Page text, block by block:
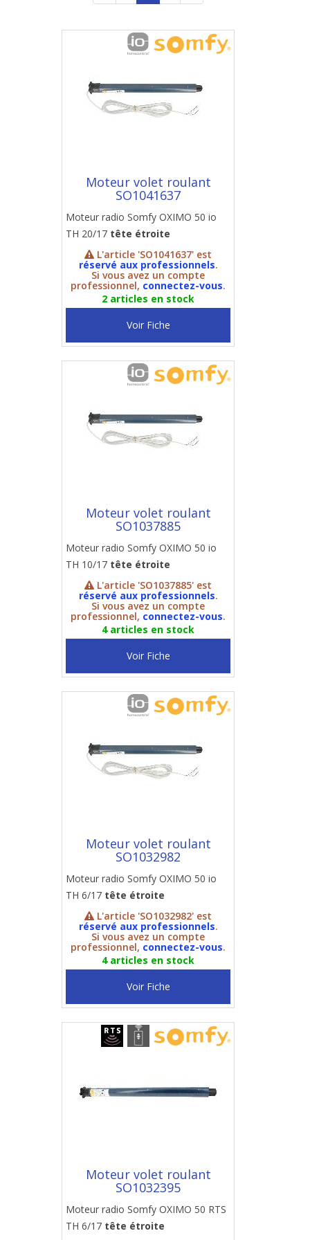
Moteur volet roulant
SO1041637
Moteur radio Somfy OXIMO 50 io
TH 20/17 tête étroite
L'article 'SO1041637' est
réservé aux professionnels.
Si vous avez un compte
professionnel, connectez-vous.
2 articles en stock
Voir Fiche
Moteur volet roulant
SO1037885
Moteur radio Somfy OXIMO 50 io
TH 10/17 tête étroite
L'article 'SO1037885' est
réservé aux professionnels.
Si vous avez un compte
professionnel, connectez-vous.
4 articles en stock
Voir Fiche
Moteur volet roulant
SO1032982
Moteur radio Somfy OXIMO 50 io
TH 6/17 tête étroite
L'article 'SO1032982' est
réservé aux professionnels.
Si vous avez un compte
professionnel, connectez-vous.
4 articles en stock
Voir Fiche
Moteur volet roulant
SO1032395
Moteur radio Somfy OXIMO 50 RTS
TH 6/17 tête étroite